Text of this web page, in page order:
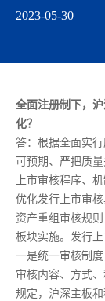
2023-05-30
全面注册制下，
化？
答：根据全面实
可预期、严把质
上市审核程序、
优化发行上市审
资产重组审核规
板块实施。发行
一是统一审核制
审核内容、方式
规定，沪深主板